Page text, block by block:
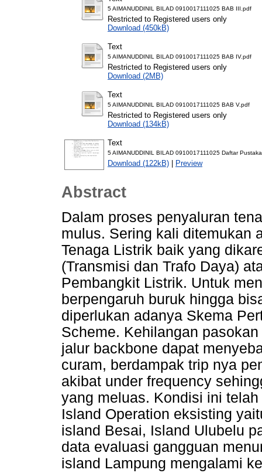
5 AIMANUDDINIL BILAD 0910017111025 BAB III.pdf
Restricted to Registered users only
Download (450kB)
Text
5 AIMANUDDINIL BILAD 0910017111025 BAB IV.pdf
Restricted to Registered users only
Download (2MB)
Text
5 AIMANUDDINIL BILAD 0910017111025 BAB V.pdf
Restricted to Registered users only
Download (134kB)
Text
5 AIMANUDDINIL BILAD 0910017111025 Daftar
Download (122kB) | Preview
Abstract
Dalam proses penyaluran
mulus. Sering kali ditemukan
Tenaga Listrik baik yang
(Transmisi dan Trafo Daya)
Pembangkit Listrik. Untuk
berpengaruh buruk hingga
diperlukan adanya Skema
Scheme. Kehilangan
jalur backbone dapat
curam, berdampak trip nya
akibat under frequency
yang meluas. Kondisi ini
Island Operation eksisting
island Besai, Island Ulubelu
data evaluasi gangguan
island Lampung mengalami